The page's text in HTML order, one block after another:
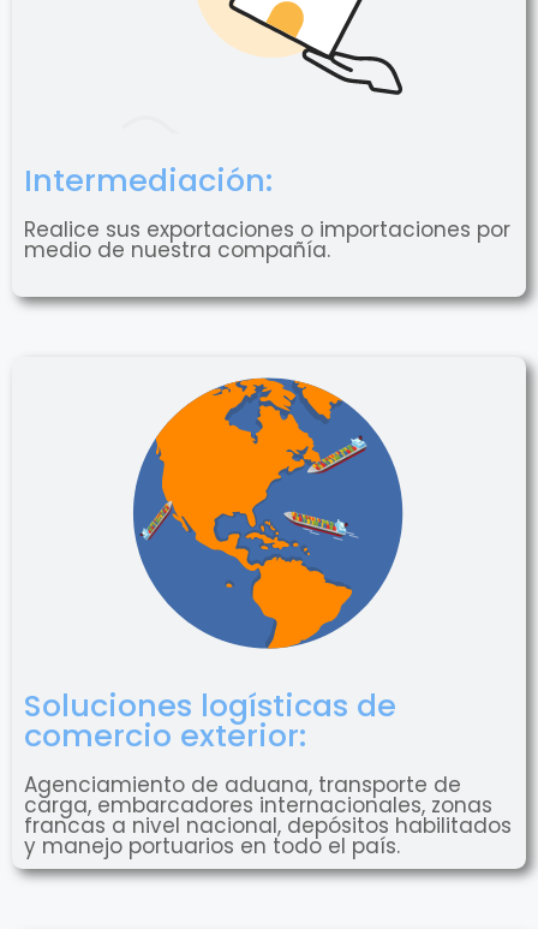
Intermediación:
Realice sus exportaciones o importaciones por
medio de nuestra compañía.
Soluciones logísticas de
comercio exterior:
Agenciamiento de aduana, transporte de
carga, embarcadores internacionales, zonas
francas a nivel nacional, depósitos habilitados
y manejo portuarios en todo el país.